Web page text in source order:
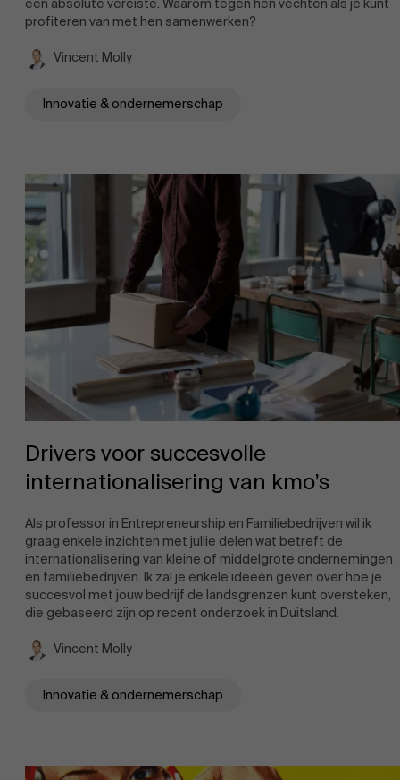
Nieuws
Werken bij AMS
AMS team
een absolute vereiste. Waarom tegen hen vechten als je kunt
profiteren van met hen samenwerken?
Vincent Molly
Innovatie & ondernemerschap
Drivers voor succesvolle
internationalisering van kmo’s
Als professor in Entrepreneurship en Familiebedrijven wil ik
graag enkele inzichten met jullie delen wat betreft de
internationalisering van kleine of middelgrote ondernemingen
en familiebedrijven. Ik zal je enkele ideeën geven over hoe je
succesvol met jouw bedrijf de landsgrenzen kunt oversteken,
die gebaseerd zijn op recent onderzoek in Duitsland.
Vincent Molly
Innovatie & ondernemerschap